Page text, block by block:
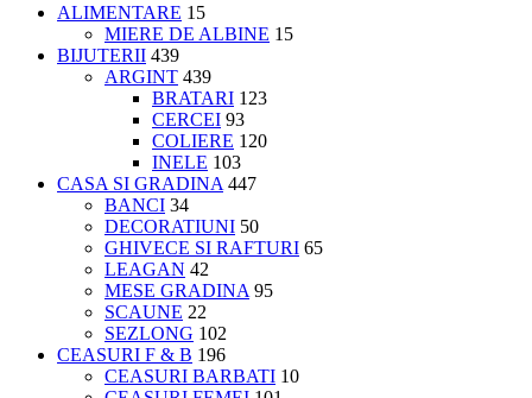
ALIMENTARE 15
MIERE DE ALBINE 15
BIJUTERII 439
ARGINT 439
BRATARI 123
CERCEI 93
COLIERE 120
INELE 103
CASA SI GRADINA 447
BANCI 34
DECORATIUNI 50
GHIVECE SI RAFTURI 65
LEAGAN 42
MESE GRADINA 95
SCAUNE 22
SEZLONG 102
CEASURI F & B 196
CEASURI BARBATI 10